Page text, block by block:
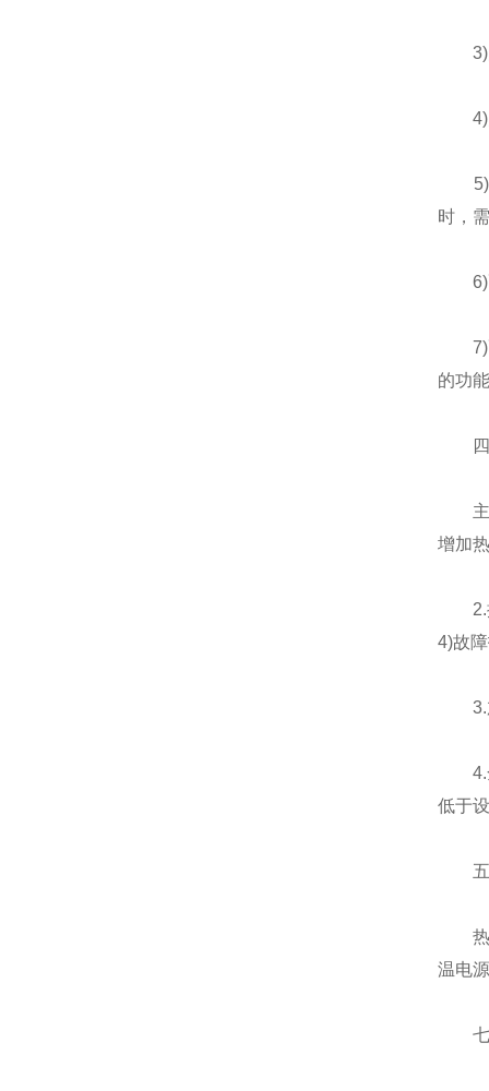
3)防
4)防
5)低
时，
6)配
7)配
的功
四、
主机
增加
2.控
4)故
3.加
4.全
低于
五
热水
温电
七、